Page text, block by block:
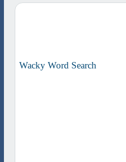
Wacky Word Search